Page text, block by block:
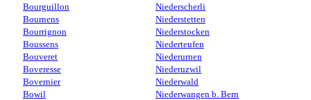
Bourguillon
Bournens
Bourrignon
Boussens
Bouveret
Boveresse
Bovernier
Bowil
Niederscherli
Niederstetten
Niederstocken
Niederteufen
Niederurnen
Niederuzwil
Niederwald
Niederwangen b. Bern